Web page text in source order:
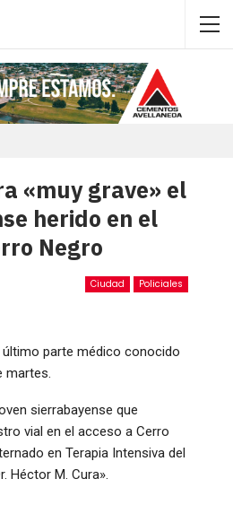
«muy grave» el
herido en el
Negro
Ciudad Policiales
parte médico conocido
martes.
sierrabayense que
vial en el acceso a Cerro
en Terapia Intensiva del
Héctor M. Cura».